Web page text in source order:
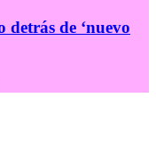
detrás de ‘nuevo